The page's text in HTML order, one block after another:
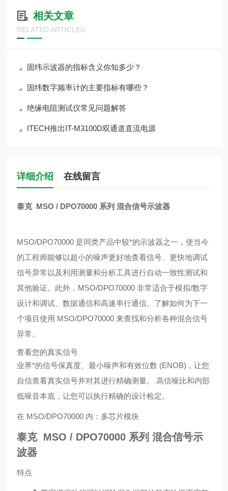
相关文章
RELATED ARTICLES
固纬示波器的指标含义你知多少？
固纬数字频率计的主要指标有哪些？
绝缘电阻测试仪常见问题解答
ITECH推出IT-M3100D双通道直流电源
详细介绍 在线留言
泰克 MSO / DPO70000 系列 混合信号示波器
MSO/DPO70000 是同类产品中较*的示波器之一，使当今
的工程师能够以超小的噪声更好地查看信号、更快地调试
信号异常以及利用测量和分析工具进行自动一致性测试和
其他验证。此外，MSO/DPO70000 非常适合于模拟/数字
设计和调试、数据通信和高速串行通信。了解如何为下一
个项目使用 MSO/DPO70000 来查找和分析各种混合信号
异常。
查看您的真实信号
业界*的信号保真度、最小噪声和有效位数 (ENOB)，让您
自信查看真实信号并对其进行精确测量。 高信噪比和内部
低噪音本底，让您可以执行精确的设计检定。
在 MSO/DPO70000 内：多芯片模块
泰克 MSO / DPO70000 系列 混合信号示
波器
特点